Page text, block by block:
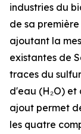
industries du
de sa
ajoutant la
existantes de
traces du
d'eau (H₂O) et
ajout permet
les quatre